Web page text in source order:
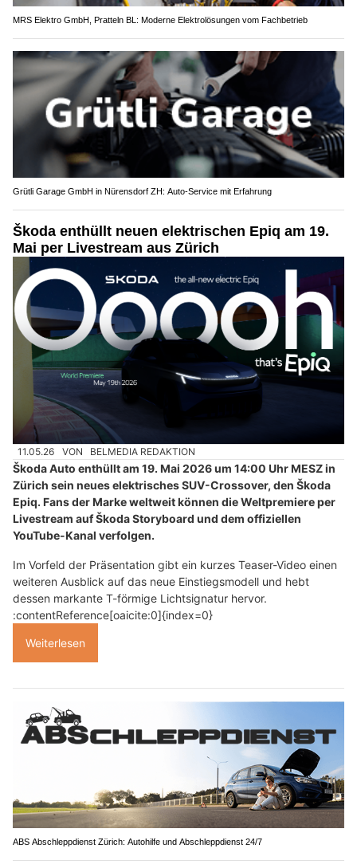
MRS Elektro GmbH, Pratteln BL: Moderne Elektrolösungen vom Fachbetrieb
Grütli Garage GmbH in Nürensdorf ZH: Auto-Service mit Erfahrung
Škoda enthüllt neuen elektrischen Epiq am 19.
Mai per Livestream aus Zürich
11.05.26 VON BELMEDIA REDAKTION
Škoda Auto enthüllt am 19. Mai 2026 um 14:00 Uhr MESZ in
Zürich sein neues elektrisches SUV-Crossover, den Škoda
Epiq. Fans der Marke weltweit können die Weltpremiere per
Livestream auf Škoda Storyboard und dem offiziellen
YouTube-Kanal verfolgen.
Im Vorfeld der Präsentation gibt ein kurzes Teaser-Video einen
weiteren Ausblick auf das neue Einstiegsmodell und hebt
dessen markante T-förmige Lichtsignatur hervor.
:contentReference[oaicite:0]{index=0}
Weiterlesen
ABS Abschleppdienst Zürich: Autohilfe und Abschleppdienst 24/7